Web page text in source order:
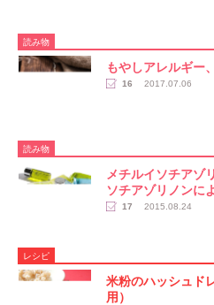
読み物
もやしアレルギー
16 2017.07.06
読み物
メチルイソチアゾ
ソチアゾリノンに
17 2015.08.24
レシピ
米粉のハッシュド
用）